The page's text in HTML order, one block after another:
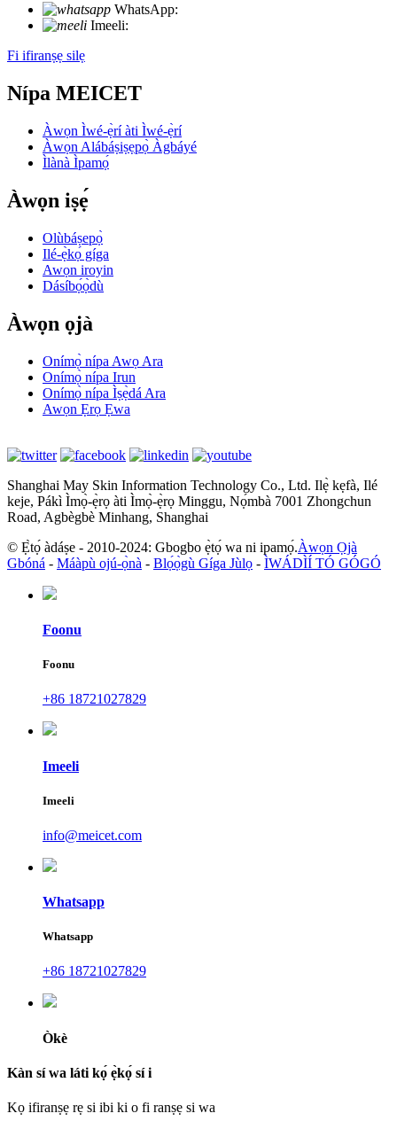
WhatsApp:
Imeeli:
Fi ifiranṣẹ silẹ
Nípa MEICET
Àwọn Ìwé-ẹ̀rí àti Ìwé-ẹ̀rí
Àwọn Alábáṣiṣẹpọ̀ Àgbáyé
Ìlànà Ìpamọ́
Àwọn iṣẹ́
Olùbáṣepọ̀
Ilé-ẹ̀kọ́ gíga
Awọn iroyin
Dásíbọ́ọ̀dù
Àwọn ọjà
Onímọ̀ nípa Awọ Ara
Onímọ̀ nípa Irun
Onímọ̀ nípa Ìṣẹ̀dá Ara
Awọn Ẹrọ Ẹwa
Shanghai May Skin Information Technology Co., Ltd. Ilẹ̀ kẹfà, Ilé
keje, Pákì Ìmọ̀-ẹ̀rọ àti Ìmọ̀-ẹ̀rọ Minggu, Nọ́mbà 7001 Zhongchun
Road, Agbègbè Minhang, Shanghai
© Ẹ̀tọ́ àdáṣe - 2010-2024: Gbogbo ẹ̀tọ́ wa ni ipamọ́.Àwọn Ọjà
Gbóná - Máàpù ojú-ọ̀nà - Blọ́ọ̀gù Gíga Jùlọ - ÌWÁDÌÍ TÓ GÓGÓ
Foonu
Foonu
+86 18721027829
Imeeli
Imeeli
info@meicet.com
Whatsapp
Whatsapp
+86 18721027829
Òkè
Kàn sí wa láti kọ́ ẹ̀kọ́ sí i
Kọ ifiranṣẹ rẹ si ibi ki o fi ranṣẹ si wa